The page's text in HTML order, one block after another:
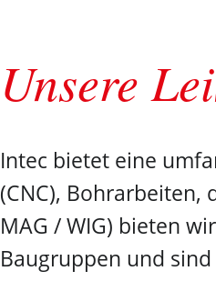
Unsere
Intec bietet eine
(CNC), Bohrarbeiten,
MAG / WIG) bieten
Baugruppen und